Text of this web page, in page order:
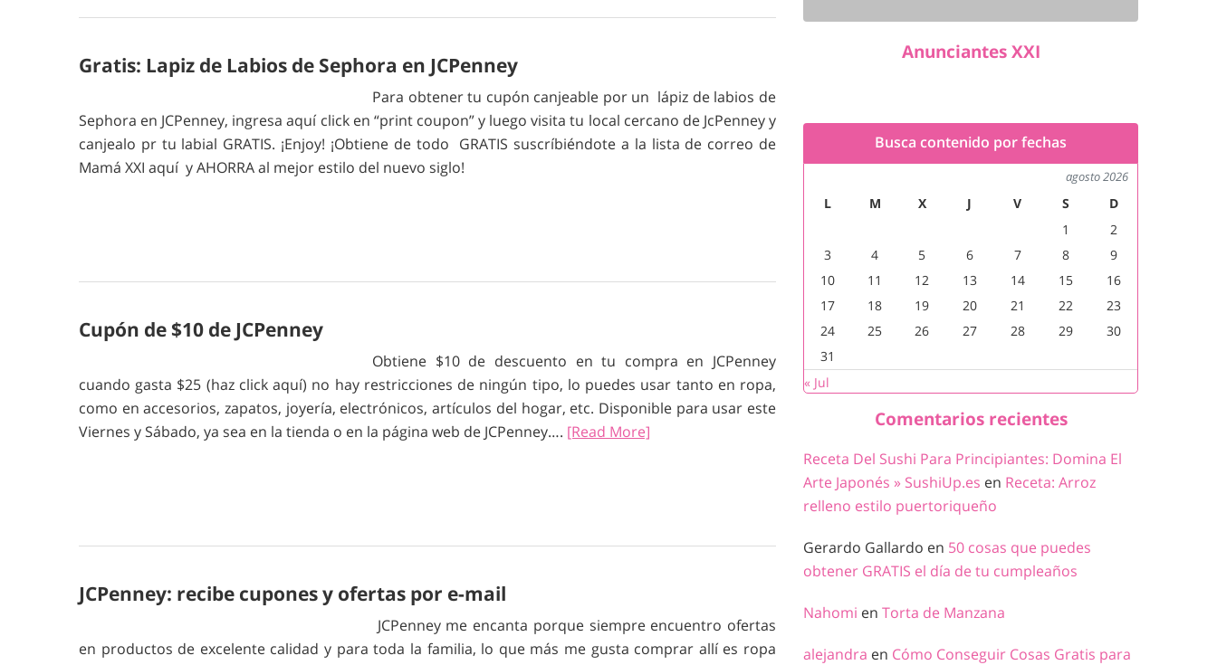
Gratis: Lapiz de Labios de Sephora en JCPenney
Para obtener tu cupón canjeable por un lápiz de labios de
Sephora en JCPenney, ingresa aquí click en “print coupon” y luego visita tu local cercano de JcPenney y
canjealo pr tu labial GRATIS. ¡Enjoy! ¡Obtiene de todo GRATIS suscríbiéndote a la lista de correo de
Mamá XXI aquí y AHORRA al mejor estilo del nuevo siglo!
Cupón de $10 de JCPenney
Obtiene $10 de descuento en tu compra en JCPenney
cuando gasta $25 (haz click aquí) no hay restricciones de ningún tipo, lo puedes usar tanto en ropa,
como en accesorios, zapatos, joyería, electrónicos, artículos del hogar, etc. Disponible para usar este
Viernes y Sábado, ya sea en la tienda o en la página web de JCPenney…. [Read More]
JCPenney: recibe cupones y ofertas por e-mail
JCPenney me encanta porque siempre encuentro ofertas
en productos de excelente calidad y para toda la familia, lo que más me gusta comprar allí es ropa
Anunciantes XXI
Busca contenido por fechas
agosto 2026
L M X J V S
D
1
2
3
4 5 6 7 8
9
10
11 12 13 14 15
16
17
18 19 20 21 22
23
24
25 26 27 28 29
30
31
« Jul
Comentarios recientes
Receta Del Sushi Para Principiantes: Domina El
Arte Japonés » SushiUp.es en Receta: Arroz
relleno estilo puertoriqueño
Gerardo Gallardo en 50 cosas que puedes
obtener GRATIS el día de tu cumpleaños
Nahomi en Torta de Manzana
alejandra en Cómo Conseguir Cosas Gratis para